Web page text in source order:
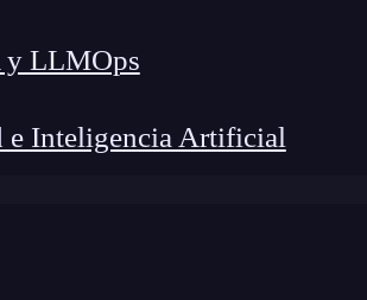
y LLMOps
e Inteligencia Artificial